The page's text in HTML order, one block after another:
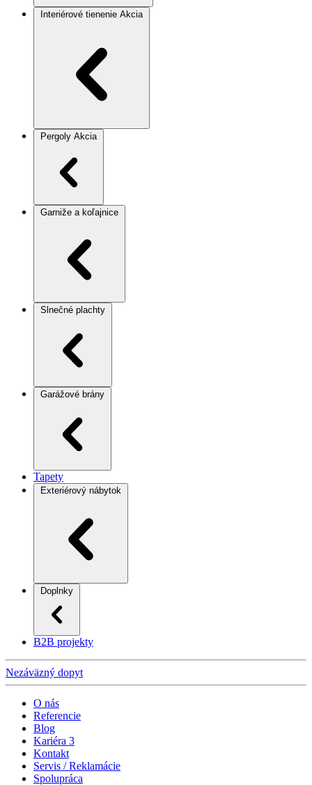
Interiérové tienenie Akcia
Pergoly Akcia
Garniže a koľajnice
Slnečné plachty
Garážové brány
Tapety
Exteriérový nábytok
Doplnky
B2B projekty
Nezáväzný dopyt
O nás
Referencie
Blog
Kariéra 3
Kontakt
Servis / Reklamácie
Spolupráca